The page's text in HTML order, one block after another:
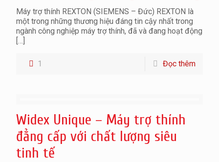
Máy trợ thính REXTON (SIEMENS – Đức) REXTON là
một trong những thương hiệu đáng tin cậy nhất trong
ngành công nghiệp máy trợ thính, đã và đang hoạt động
[…]
1 Đọc thêm
Widex Unique – Máy trợ thính
đẳng cấp với chất lượng siêu
tinh tế